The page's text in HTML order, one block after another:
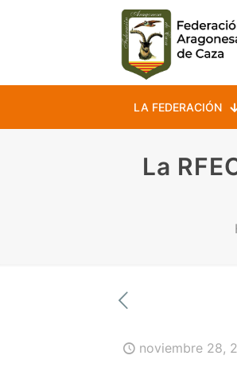
LA FEDERACIÓN
La
noviembre 28,